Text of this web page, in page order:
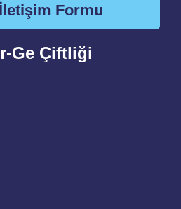
İletişim Formu
Ge Çiftliği